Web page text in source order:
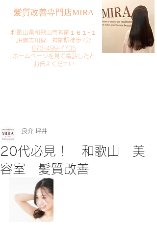
​髪質改善専門店MIRA
​和歌山県和歌山市神前１６１−１
JR貴志川線 神前駅徒歩7分
073-499-7705
​ホームページを見て電話したと
お伝えください
20代必見！ 和歌山 美
容室 髪質改善
良介 坪井